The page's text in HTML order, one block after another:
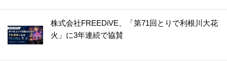
株式会社FREEDiVE、「第71回とりで利根川大花
火」に3年連続で協賛